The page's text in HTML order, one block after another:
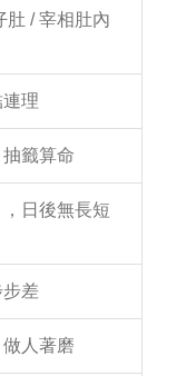
肚 / 宰相肚內
理
籤算命
日後無長短
差
人著磨